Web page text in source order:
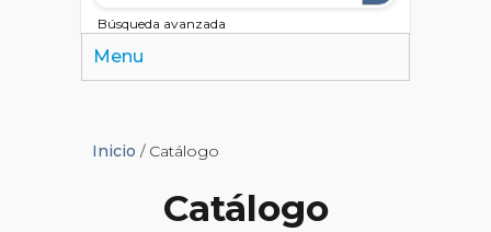
Búsqueda avanzada
Menu
Inicio / Catálogo
Catálogo